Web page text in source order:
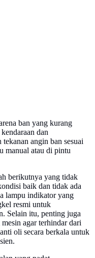
ban yang kurang
dan
tekanan angin ban sesuai
manual atau di pintu
berikutnya yang tidak
baik dan tidak ada
lampu indikator yang
resmi untuk
Selain itu, penting juga
agar terhindar dari
oli secara berkala untuk